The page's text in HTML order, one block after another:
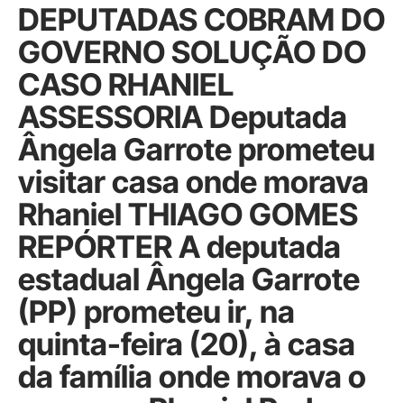
DEPUTADAS COBRAM DO
GOVERNO SOLUÇÃO DO
CASO RHANIEL
ASSESSORIA Deputada
Ângela Garrote prometeu
visitar casa onde morava
Rhaniel THIAGO GOMES
REPÓRTER A deputada
estadual Ângela Garrote
(PP) prometeu ir, na
quinta-feira (20), à casa
da família onde morava o